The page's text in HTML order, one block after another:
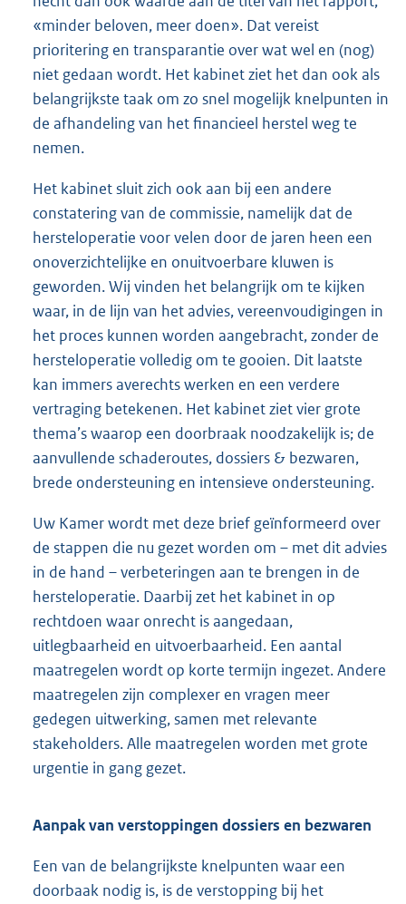
«minder beloven, meer doen». Dat vereist
prioritering en transparantie over wat wel en (nog)
niet gedaan wordt. Het kabinet ziet het dan ook als
belangrijkste taak om zo snel mogelijk knelpunten in
de afhandeling van het financieel herstel weg te
nemen.
Het kabinet sluit zich ook aan bij een andere
constatering van de commissie, namelijk dat de
hersteloperatie voor velen door de jaren heen een
onoverzichtelijke en onuitvoerbare kluwen is
geworden. Wij vinden het belangrijk om te kijken
waar, in de lijn van het advies, vereenvoudigingen in
het proces kunnen worden aangebracht, zonder de
hersteloperatie volledig om te gooien. Dit laatste
kan immers averechts werken en een verdere
vertraging betekenen. Het kabinet ziet vier grote
thema’s waarop een doorbraak noodzakelijk is; de
aanvullende schaderoutes, dossiers & bezwaren,
brede ondersteuning en intensieve ondersteuning.
Uw Kamer wordt met deze brief geïnformeerd over
de stappen die nu gezet worden om – met dit advies
in de hand – verbeteringen aan te brengen in de
hersteloperatie. Daarbij zet het kabinet in op
rechtdoen waar onrecht is aangedaan,
uitlegbaarheid en uitvoerbaarheid. Een aantal
maatregelen wordt op korte termijn ingezet. Andere
maatregelen zijn complexer en vragen meer
gedegen uitwerking, samen met relevante
stakeholders. Alle maatregelen worden met grote
urgentie in gang gezet.
Aanpak van verstoppingen dossiers en bezwaren
Een van de belangrijkste knelpunten waar een
doorbaak nodig is, is de verstopping bij het